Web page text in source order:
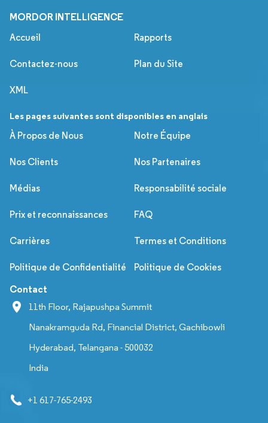
MORDOR INTELLIGENCE
Accueil Rapports
Contactez-nous Plan du Site
XML
Les pages suivantes sont disponibles en anglais
À Propos de Nous
Notre Équipe
Nos Clients Nos Partenaires
Médias Responsabilité sociale
Prix et reconnaissances FAQ
Carrières Termes et Conditions
Politique de Confidentialité Politique de Cookies
Contact
11th Floor, Rajapushpa Summit
Nanakramguda Rd, Financial District, Gachibowli
Hyderabad, Telangana - 500032
India
+1 617-765-2493